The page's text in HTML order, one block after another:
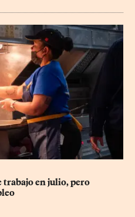
trabajo en julio, pero